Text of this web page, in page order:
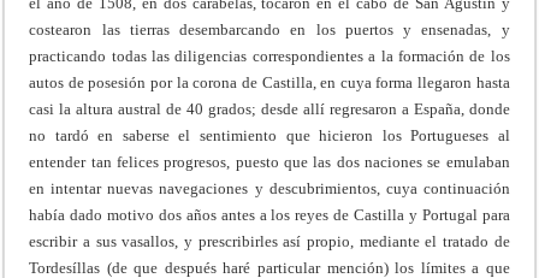
costearon las tierras desembarcando en los puertos y ensenadas, y
practicando todas las diligencias correspondientes a la formación de los
autos de posesión por la corona de Castilla, en cuya forma llegaron hasta
casi la altura austral de 40 grados; desde allí regresaron a España, donde
no tardó en saberse el sentimiento que hicieron los Portugueses al
entender tan felices progresos, puesto que las dos naciones se emulaban
en intentar nuevas navegaciones y descubrimientos, cuya continuación
había dado motivo dos años antes a los reyes de Castilla y Portugal para
escribir a sus vasallos, y prescribirles así propio, mediante el tratado de
Tordesíllas (de que después haré particular mención) los límites a que